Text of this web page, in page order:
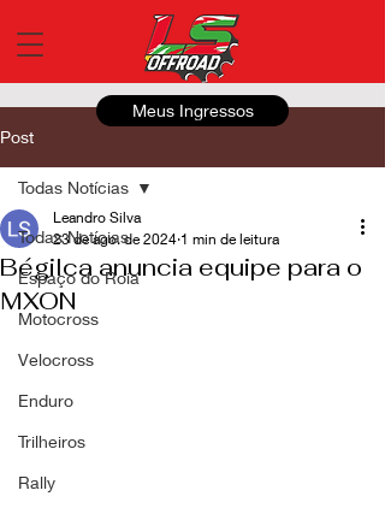
Meus Ingressos
Post
Todas Notícias
Espaço do Roia
Motocross
Velocross
Enduro
Trilheiros
Rally
Todas Notícias
Bégilca anuncia equipe para o
MXON
Leandro Silva
23 de ago. de 2024 1 min de leitura